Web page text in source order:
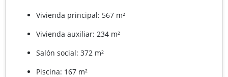
Vivienda principal: 567 m²
Vivienda auxiliar: 234 m²
Salón social: 372 m²
Piscina: 167 m²